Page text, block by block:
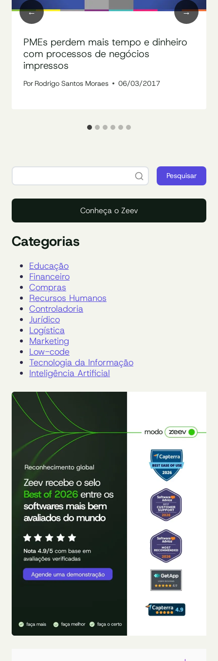
PMEs perdem mais tempo e dinheiro
com processos de negócios
impressos
Por Rodrigo Santos Moraes 06/03/2017
Pesquisar
Conheça o Zeev
Categorias
Educação
Financeiro
Compras
Recursos Humanos
Controladoria
Jurídico
Logística
Marketing
Low-code
Tecnologia da Informação
Inteligência Artificial